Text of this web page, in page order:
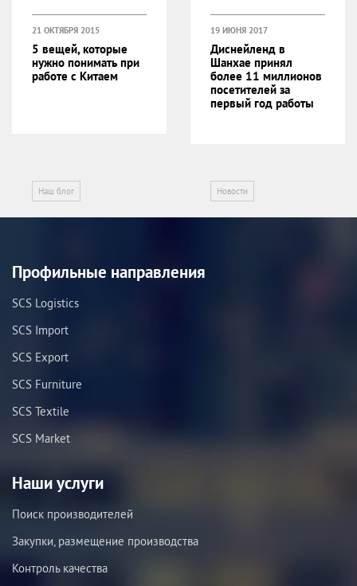
Наш блог
21 ОКТЯБРЯ 2015
5 вещей, которые
нужно понимать при
работе с Китаем
Новости
19 ИЮНЯ 2017
Диснейленд в
Шанхае принял
более 11 миллионов
посетителей за
первый год работы
Профильные направления
SCS Logistics
SCS Import
SCS Export
SCS Furniture
SCS Textile
SCS Market
Наши услуги
Поиск производителей
Закупки, размещение производства
Контроль качества